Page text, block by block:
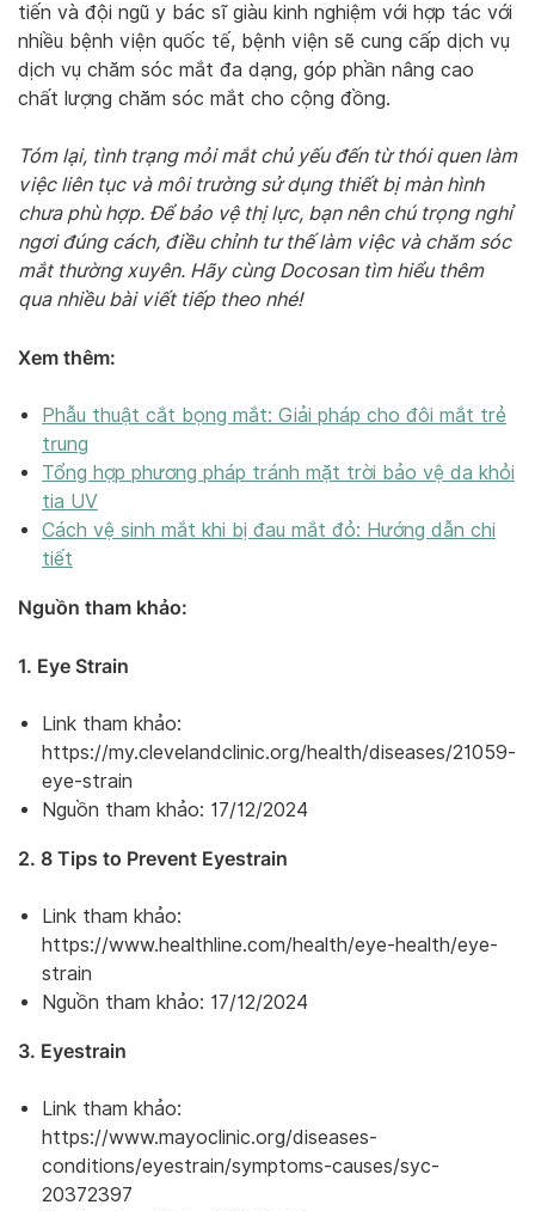
tiến và đội ngũ y bác sĩ giàu kinh nghiệm với hợp tác với
nhiều bệnh viện quốc tế, bệnh viện sẽ cung cấp dịch vụ
dịch vụ chăm sóc mắt đa dạng, góp phần nâng cao
chất lượng chăm sóc mắt cho cộng đồng.
Tóm lại, tình trạng mỏi mắt chủ yếu đến từ thói quen làm
việc liên tục và môi trường sử dụng thiết bị màn hình
chưa phù hợp. Để bảo vệ thị lực, bạn nên chú trọng nghỉ
ngơi đúng cách, điều chỉnh tư thế làm việc và chăm sóc
mắt thường xuyên. Hãy cùng Docosan tìm hiểu thêm
qua nhiều bài viết tiếp theo nhé!
Xem thêm:
Phẫu thuật cắt bọng mắt: Giải pháp cho đôi mắt trẻ
trung
Tổng hợp phương pháp tránh mặt trời bảo vệ da khỏi
tia UV
Cách vệ sinh mắt khi bị đau mắt đỏ: Hướng dẫn chi
tiết
Nguồn tham khảo:
1. Eye Strain
Link tham khảo:
https://my.clevelandclinic.org/health/diseases/21059-
eye-strain
Nguồn tham khảo: 17/12/2024
2. 8 Tips to Prevent Eyestrain
Link tham khảo:
https://www.healthline.com/health/eye-health/eye-
strain
Nguồn tham khảo: 17/12/2024
3. Eyestrain
Link tham khảo:
https://www.mayoclinic.org/diseases-
conditions/eyestrain/symptoms-causes/syc-
20372397